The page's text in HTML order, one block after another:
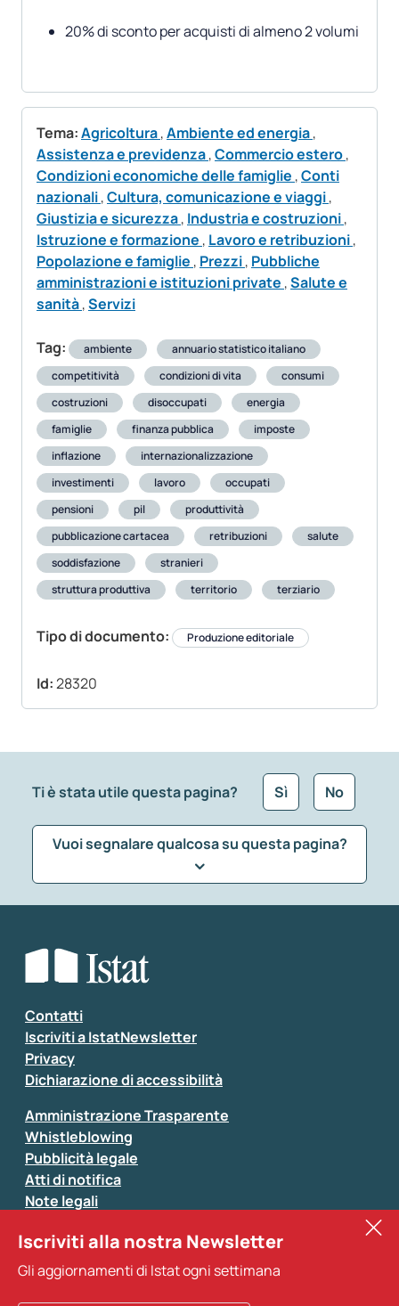
20% di sconto per acquisti di almeno 2 volumi
Tema:Agricoltura,Ambiente ed energia,
Assistenza e previdenza,Commercio estero,
Condizioni economiche delle famiglie ,Conti
nazionali,Cultura, comunicazione e viaggi,
Giustizia e sicurezza, Industria e costruzioni,
Istruzione e formazione , Lavoro e retribuzioni,
Popolazione e famiglie , Prezzi, Pubbliche
amministrazioni e istituzioni private ,Salute e
sanità,Servizi
Tag: ambiente
annuario statistico italiano
competitività
condizioni di vita
consumi
costruzioni
disoccupati
energia
famiglie
finanza pubblica
imposte
inflazione
internazionalizzazione
investimenti
lavoro
occupati
pensioni
pil
produttività
pubblicazione cartacea
retribuzioni
salute
soddisfazione
stranieri
struttura produttiva
territorio terziario
Tipo di documento: Produzione editoriale
Id:28320
Ti è stata utile questa pagina? Sì No
Vuoi segnalare qualcosa su questa pagina?
Seleziona la tipologia della segnalazione
Inserisci il tuo commento
Si prega di non fornire dati di natura personale (ad
Contatti
Iscriviti a IstatNewsletter
Privacy
Dichiarazione di accessibilità
Amministrazione Trasparente
Whistleblowing
Pubblicità legale
Atti di notifica
Note legali
Sistan
Altri servizi
Iscriviti alla nostra Newsletter
Gli aggiornamenti di Istat ogni settimana